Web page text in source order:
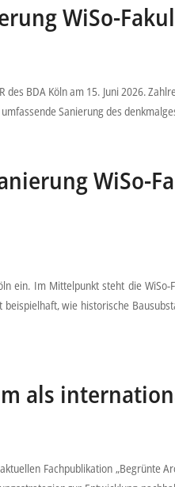
WiSo-
BDA Köln am 15. Juni 2026.
Sanierung des
WiSo-
ein. Im Mittelpunkt steht die
wie historische
als
Fachpublikation